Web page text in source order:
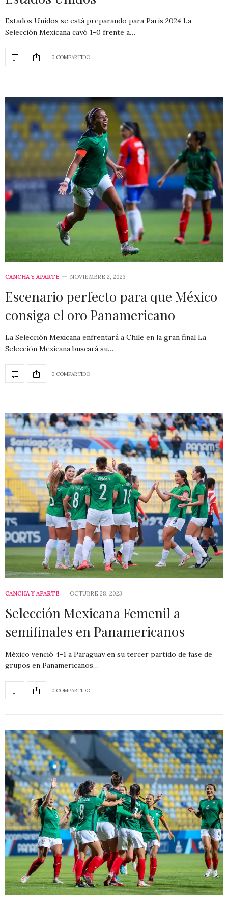
Estados Unidos se está preparando para París 2024 La
Selección Mexicana cayó 1-0 frente a…
0 COMPARTIDO
CANCHA Y APARTE NOVIEMBRE 2, 2023
Escenario perfecto para que México
consiga el oro Panamericano
La Selección Mexicana enfrentará a Chile en la gran final La
Selección Mexicana buscará su…
0 COMPARTIDO
CANCHA Y APARTE OCTUBRE 28, 2023
Selección Mexicana Femenil a
semifinales en Panamericanos
México venció 4-1 a Paraguay en su tercer partido de fase de
grupos en Panamericanos…
0 COMPARTIDO